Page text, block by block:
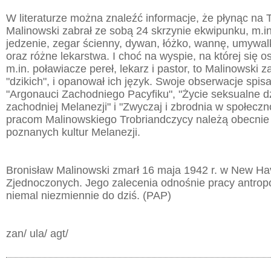
W literaturze można znaleźć informacje, że płynąc na
Malinowski zabrał ze sobą 24 skrzynie ekwipunku,
jedzenie, zegar ścienny, dywan, łóżko, wannę,
oraz różne lekarstwa. I choć na wyspie, na której się
m.in. poławiacze pereł, lekarz i pastor, to Malinowski
"dzikich", i opanował ich język. Swoje obserwacje
"Argonauci Zachodniego Pacyfiku", "Życie seksualne
zachodniej Melanezji" i "Zwyczaj i zbrodnia w
pracom Malinowskiego Trobriandczycy należą
poznanych kultur Melanezji.
Bronisław Malinowski zmarł 16 maja 1942 r. w New
Zjednoczonych. Jego zalecenia odnośnie pracy
niemal niezmiennie do dziś. (PAP)
zan/ ula/ agt/